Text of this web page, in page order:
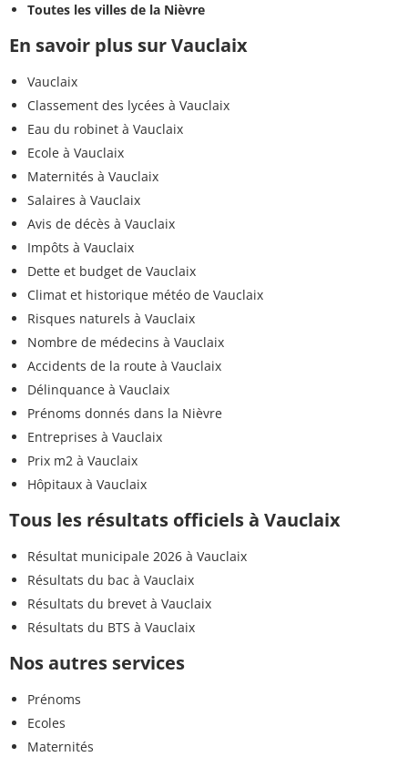
Toutes les villes de la Nièvre
En savoir plus sur Vauclaix
Vauclaix
Classement des lycées à Vauclaix
Eau du robinet à Vauclaix
Ecole à Vauclaix
Maternités à Vauclaix
Salaires à Vauclaix
Avis de décès à Vauclaix
Impôts à Vauclaix
Dette et budget de Vauclaix
Climat et historique météo de Vauclaix
Risques naturels à Vauclaix
Nombre de médecins à Vauclaix
Accidents de la route à Vauclaix
Délinquance à Vauclaix
Prénoms donnés dans la Nièvre
Entreprises à Vauclaix
Prix m2 à Vauclaix
Hôpitaux à Vauclaix
Tous les résultats officiels à Vauclaix
Résultat municipale 2026 à Vauclaix
Résultats du bac à Vauclaix
Résultats du brevet à Vauclaix
Résultats du BTS à Vauclaix
Nos autres services
Prénoms
Ecoles
Maternités